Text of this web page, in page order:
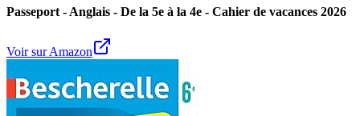
Passeport - Anglais - De la 5e à la 4e - Cahier de vacances 2026
Voir sur Amazon